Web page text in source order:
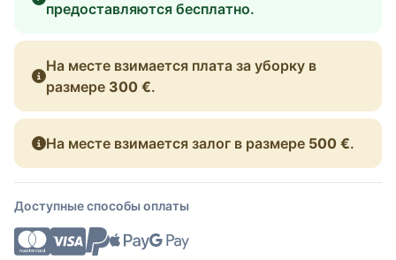
предоставляются бесплатно.
На месте взимается плата за уборку в
размере 300 €.
На месте взимается залог в размере 500 €.
Доступные способы оплаты